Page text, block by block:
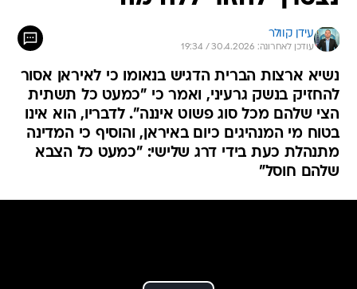
עידן קוולר
עודכן לאחרונה: 30.4.2026 / 19:34
נשיא ארצות הברית הדגיש בנאומו כי לאיראן אסור
להחזיק בנשק גרעיני, ואמר כי "כמעט כל תשתית
הצי שלהם מכל סוג פשוט איננה". לדבריו, הוא אינו
בטוח מי המנהיגים כיום באיראן, והוסיף כי המדינה
מתנהלת כעת בידי דרג שלישי: "כמעט כל הצבא
שלהם חוסל"